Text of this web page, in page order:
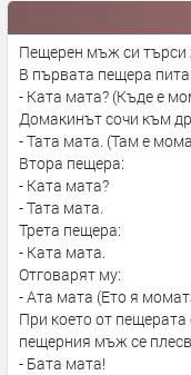
Пещерен мъж си търси
В първата пещера пита:
- Ката мата? (Къде е
Домакинът сочи към
- Тата мата. (Там е
Втора пещера:
- Ката мата?
- Тата мата.
Трета пещера:
- Ката мата.
Отговарят му:
- Ата мата (Ето я
При което от
пещерния мъж се
- Бата мата!